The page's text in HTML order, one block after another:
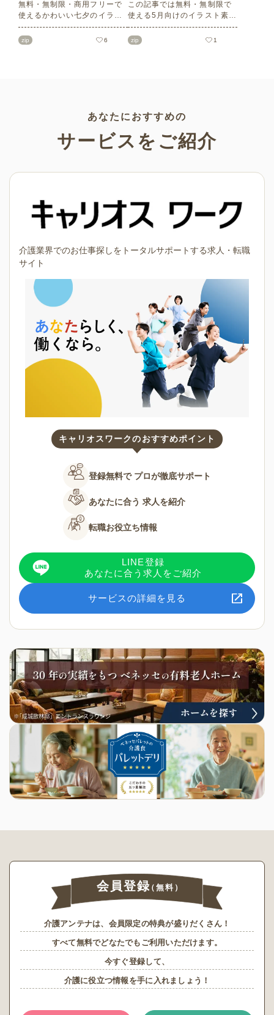
無料・無制限・商用フリーで
使えるかわいい七夕のイラス
ト素材をご紹介します。短冊
の印刷用テンプレート、飾り
zip 6
この記事では無料・無制限で
使える5月向けのイラスト素材
を多数ご紹介します。商用フ
リーの可愛くておしゃれなイ
なシーンでご活用ください！
zip 1
あなたにおすすめの
サービスをご紹介
介護業界でのお仕事探しをトータルサポートする求人・転職
サイト
キャリオスワークのおすすめポイント
登録無料で プロが徹底サポート
あなたに合う 求人を紹介
転職お役立ち情報
LINE登録
あなたに合う求人をご紹介
サービスの詳細を見る
会員登録（無料）
介護アンテナは、会員限定の特典が盛りだくさん！
すべて無料でどなたでもご利用いただけます。
今すぐ登録して、
介護に役立つ情報を手に入れましょう！